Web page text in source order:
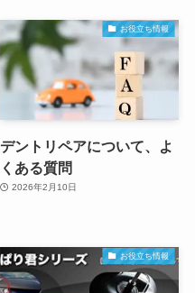
お役立ち情報
デントリペアについて、よ
くある質問
2026年2月10日
お役立ち情報